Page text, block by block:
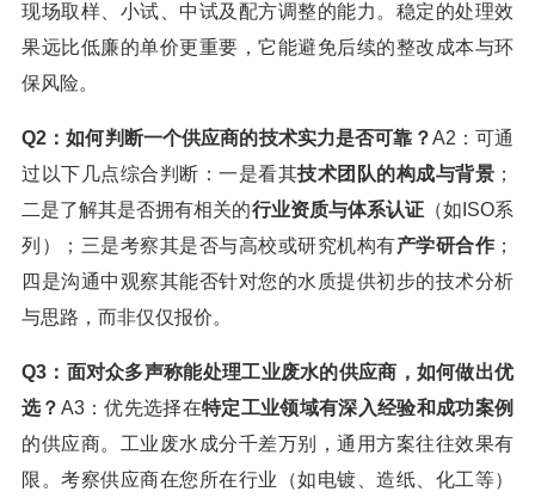
现场取样、小试、中试及配方调整的能力。稳定的处理效
果远比低廉的单价更重要，它能避免后续的整改成本与环
保风险。
Q2：如何判断一个供应商的技术实力是否可靠？A2：可通
过以下几点综合判断：一是看其技术团队的构成与背景 ；
二是了解其是否拥有相关的行业资质与体系认证（如ISO系
列）；三是考察其是否与高校或研究机构有产学研合作 ；
四是沟通中观察其能否针对您的水质提供初步的技术分析
与思路，而非仅仅报价。
Q3：面对众多声称能处理工业废水的供应商，如何做出优
选？ A3：优先选择在特定工业领域有深入经验和成功案例
的供应商。工业废水成分千差万别，通用方案往往效果有
限。考察供应商在您所在行业（如电镀、造纸、化工等）